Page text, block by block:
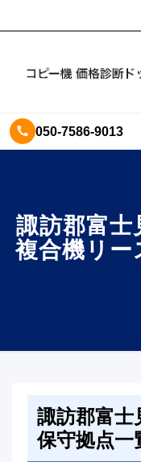
050-7586-9013
諏訪郡富士
複合機リ
諏訪郡富士
保守拠点一